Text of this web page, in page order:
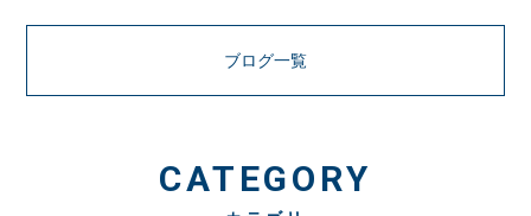
ブログ一覧
CATEGORY